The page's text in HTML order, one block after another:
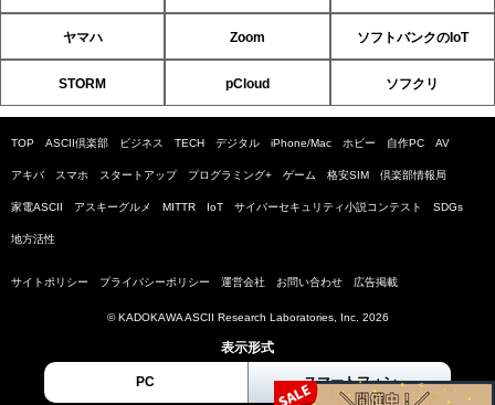
ヤマハ Zoom ソフトバンクのIoT
STORM pCloud ソフクリ
TOP ASCII倶楽部 ビジネス TECH デジタル iPhone/Mac ホビー 自作PC AV
アキバ スマホ スタートアップ プログラミング+ ゲーム 格安SIM 倶楽部情報局
家電ASCII アスキーグルメ MITTR IoT サイバーセキュリティ小説コンテスト SDGs
地方活性
サイトポリシー プライバシーポリシー 運営会社 お問い合わせ 広告掲載
© KADOKAWA ASCII Research Laboratories, Inc. 2026
表示形式
PC スマートフォン